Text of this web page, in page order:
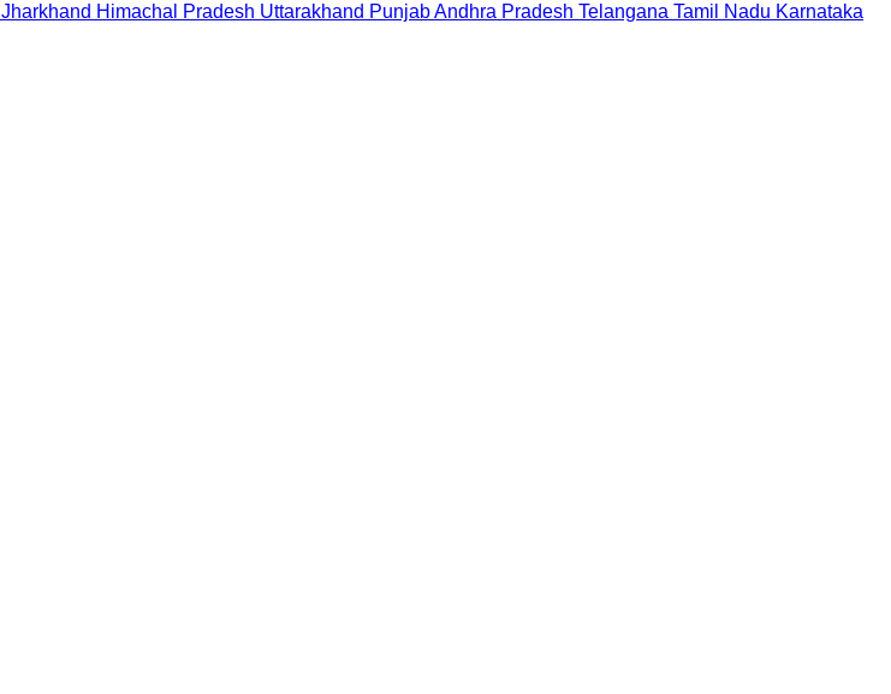
Jharkhand Himachal Pradesh Uttarakhand PunjabAndhra Pradesh Telangana Tamil Nadu Karnataka